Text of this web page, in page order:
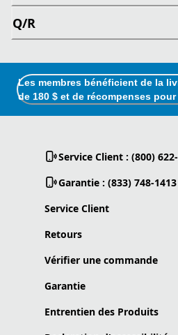
Q/R
Les membres bénéficient de la
de 180 $ et de récompenses
Service Client : (800)
Garantie : (833) 748-1413
Service Client
Retours
Vérifier une commande
Garantie
Entrentien des Produits